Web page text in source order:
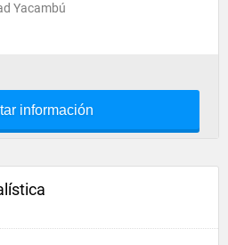
Yacambú
información